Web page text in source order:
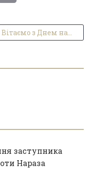
Вітаємо з Днем народження заступника з виховної роботи!
заступника
Нараза